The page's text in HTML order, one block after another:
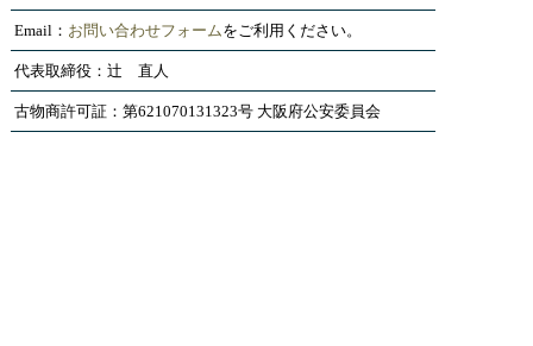
Email： お問い合わせフォームをご利用ください。
代表取締役：辻 直人
古物商許可証：第621070131323号 大阪府公安委員会